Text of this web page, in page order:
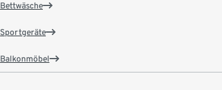
Bettwäsche
Sportgeräte
Balkonmöbel